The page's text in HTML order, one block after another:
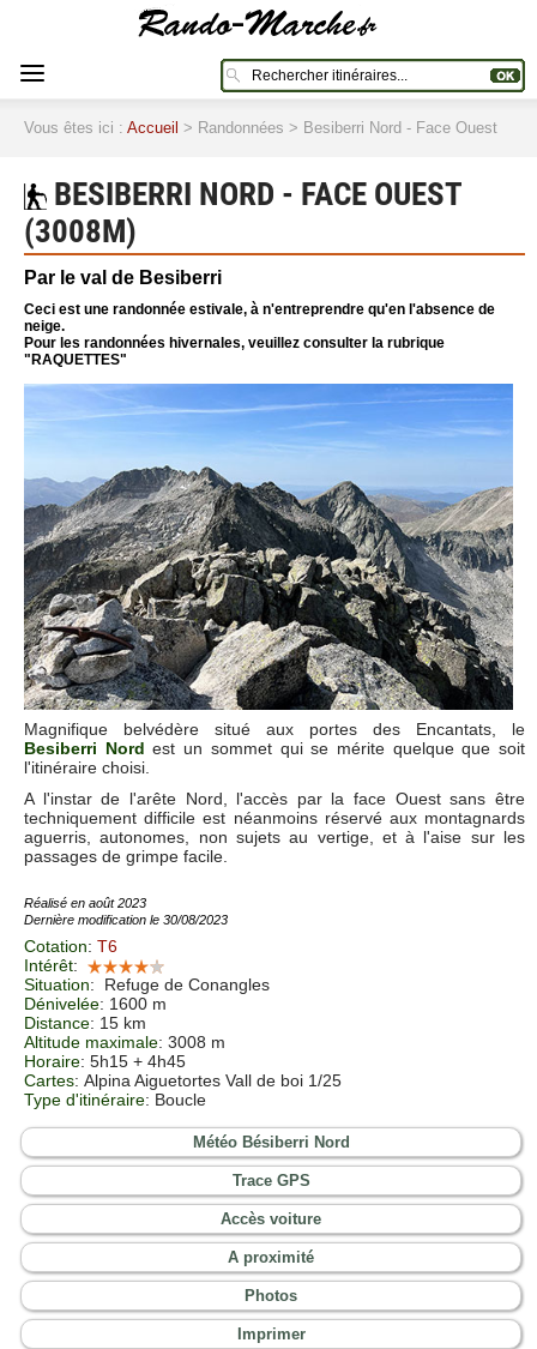
Vous êtes ici : Accueil > Randonnées > Besiberri Nord - Face Ouest
BESIBERRI NORD - FACE OUEST
(3008M)
Par le val de Besiberri
Ceci est une randonnée estivale, à n'entreprendre qu'en l'absence de
neige.
Pour les randonnées hivernales, veuillez consulter la rubrique
"RAQUETTES"
Magnifique belvédère situé aux portes des Encantats, le
Besiberri Nord est un sommet qui se mérite quelque que soit
l'itinéraire choisi.
A l'instar de l'arête Nord, l'accès par la face Ouest sans être
techniquement difficile est néanmoins réservé aux montagnards
aguerris, autonomes, non sujets au vertige, et à l'aise sur les
passages de grimpe facile.
Réalisé en août 2023
Dernière modification le 30/08/2023
Cotation: T6
Intérêt:
Situation:
Refuge de Conangles
Dénivelée: 1600 m
Distance: 15 km
Altitude maximale: 3008 m
Horaire: 5h15 + 4h45
Cartes: Alpina Aiguetortes Vall de boi 1/25
Type d'itinéraire: Boucle
Météo Bésiberri Nord
Trace GPS
Accès voiture
A proximité
Photos
Imprimer